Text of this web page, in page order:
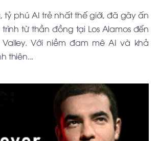
tỷ phú AI trẻ nhất thế giới, đã gây ấn
từ thần đồng tại Los Alamos đến
Valley. Với niềm đam mê AI và khả
thiên...